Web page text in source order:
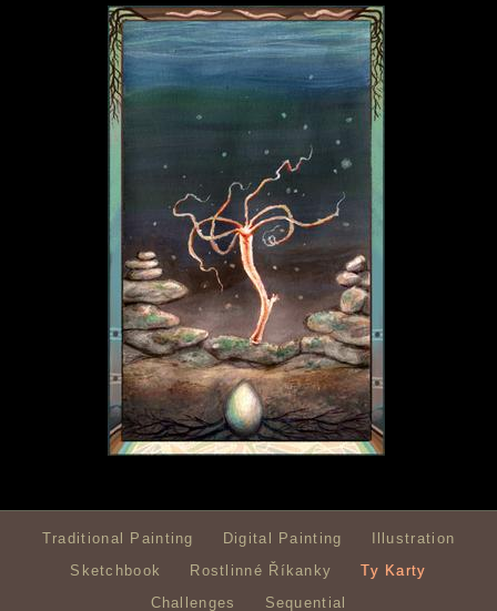
Traditional Painting Digital Painting
Illustration
Sketchbook
Rostlinné Říkanky
Ty Karty
Challenges
Sequential